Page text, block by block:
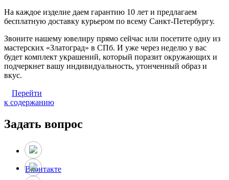
На каждое изделие даем гарантию 10 лет и предлагаем
бесплатную доставку курьером по всему Санкт-Петербургу.
Звоните нашему ювелиру прямо сейчас или посетите одну из
мастерских «Златоград» в СПб. И уже через неделю у вас
будет комплект украшений, который поразит окружающих и
подчеркнет вашу индивидуальность, утонченный образ и
вкус.
Перейти
к содержанию
Задать вопрос
Вконтакте